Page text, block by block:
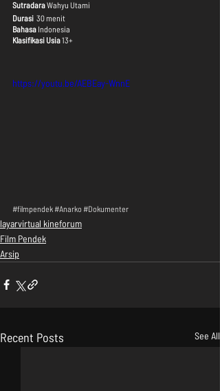
Sutradara Wahyu Utami
Durasi
  30 menit
Bahasa Indonesia
Klasifikasi Usia 13+
https://youtu.be/AEBEay-WnnE
#filmpendek#Anarko #Dokumenter
layarvirtual kineforum
Film Pendek
Arsip
Recent Posts See All